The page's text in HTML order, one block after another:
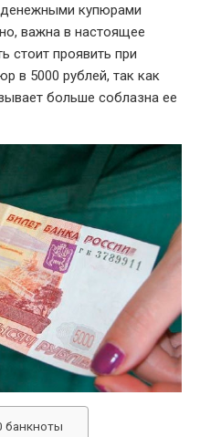
купюрами
важна в настоящее
стоит проявить при
в 5000 рублей, так как
больше соблазна ее
банкноты